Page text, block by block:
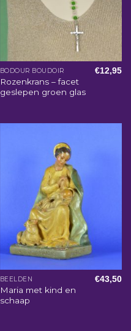
BODOUR BOUDOIR
Rozenkrans – facet
geslepen groen glas
€12,95
BEELDEN
Maria met kind en
schaap
€43,50